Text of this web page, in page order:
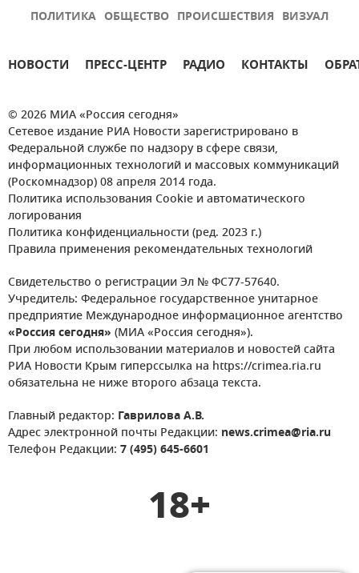
ПОЛИТИКА ОБЩЕСТВО ПРОИСШЕСТВИЯ ВИЗУАЛ
НОВОСТИ ПРЕСС-ЦЕНТР РАДИО КОНТАКТЫ
© 2026 МИА «Россия сегодня»
Сетевое издание РИА Новости зарегистрировано в
Федеральной службе по надзору в сфере связи,
информационных технологий и массовых коммуникаций
(Роскомнадзор) 08 апреля 2014 года.
Политика использования Cookie и автоматического
логирования
Политика конфиденциальности (ред. 2023 г.)
Правила применения рекомендательных технологий
Свидетельство о регистрации Эл № ФС77-57640.
Учредитель: Федеральное государственное унитарное
предприятие Международное информационное агентство
«Россия сегодня» (МИА «Россия сегодня»).
При любом использовании материалов и новостей сайта
РИА Новости Крым гиперссылка на https://crimea.ria.ru
обязательна не ниже второго абзаца текста.
Главный редактор: Гаврилова А.В.
Адрес электронной почты Редакции: news.crimea@ria.ru
Телефон Редакции: 7 (495) 645-6601
18+